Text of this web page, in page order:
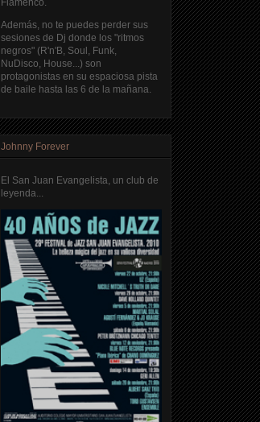
Además, no te puedes perder sus
sesiones de Dj donde los "ritmos
negros" (R'n'B, Soul, Funk,
NuDisco, House...) son
protagonistas en su espaciosa pista
de baile hasta las 6 de la mañana.
Johnny Forever
El San Juan Evangelista, un club de
leyenda...